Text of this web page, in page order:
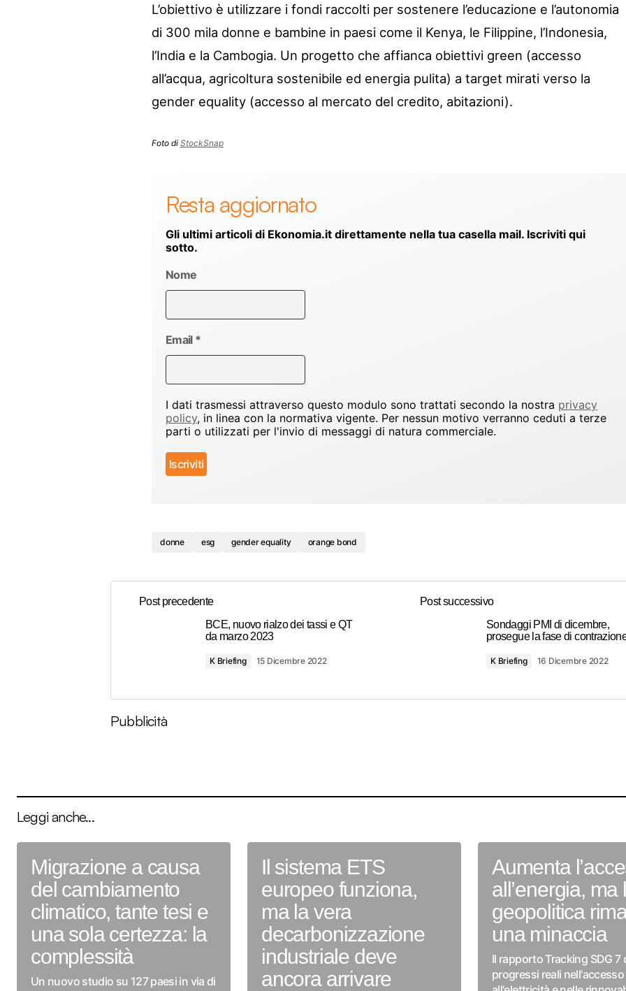
L’obiettivo è utilizzare i fondi raccolti per sostenere l’educazione e l’autonomia
di 300 mila donne e bambine in paesi come il Kenya, le Filippine, l’Indonesia,
l’India e la Cambogia. Un progetto che affianca obiettivi green (accesso
all’acqua, agricoltura sostenibile ed energia pulita) a target mirati verso la
gender equality (accesso al mercato del credito, abitazioni).
Foto di StockSnap
Resta aggiornato
Gli ultimi articoli di Ekonomia.it direttamente nella tua casella mail. Iscriviti qui
sotto.
Nome
Email *
I dati trasmessi attraverso questo modulo sono trattati secondo la nostra privacy
policy, in linea con la normativa vigente. Per nessun motivo verranno ceduti a terze
parti o utilizzati per l'invio di messaggi di natura commerciale.
donne esg gender equality orange bond
Post precedente
BCE, nuovo rialzo dei tassi e QT
da marzo 2023
K Briefing 15 Dicembre 2022
Post successivo
Sondaggi PMI di dicembre,
prosegue la fase di
K Briefing 16 Dicembre 2022
Pubblicità
Leggi anche...
Migrazione a causa
del cambiamento
climatico, tante tesi e
una sola certezza: la
complessità
Un nuovo studio su 127 paesi in via di
Il sistema ETS
europeo funziona,
ma la vera
decarbonizzazione
industriale deve
ancora arrivare
Aumenta
all’energia, ma
geopolitica
una minaccia
Il rapporto Tracking SDG 7
progressi reali